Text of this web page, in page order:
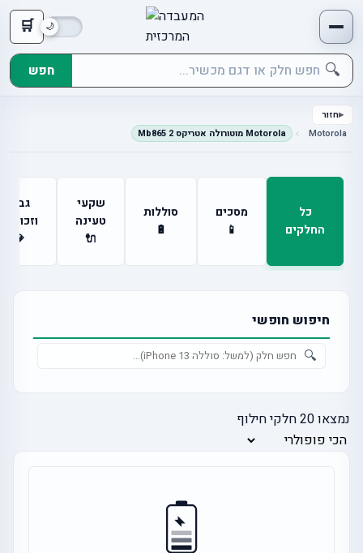
🛒
🔍 חפש
חזור
Motorola
Motorola מוטורולה אטריקס 2 Mb865
כל
החלקים
מסכים
📱
סוללות
🔋
שקעי
טעינה
🔌
גבים
💎
חיפוש חופשי
🔍
נמצאו20חלקי חילוף